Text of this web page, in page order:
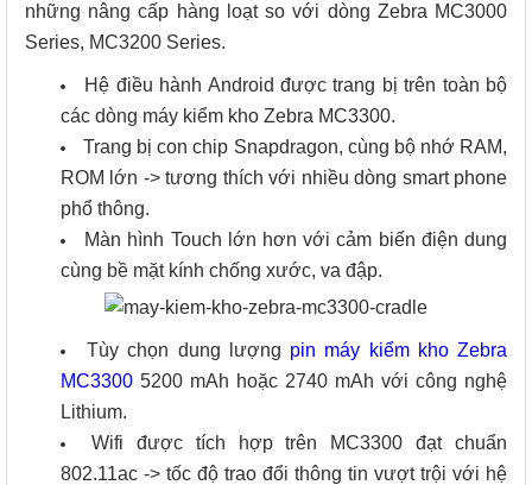
những nâng cấp hàng loạt so với dòng Zebra MC3000
Series, MC3200 Series.
Hệ điều hành Android được trang bị trên toàn bộ
các dòng máy kiểm kho Zebra MC3300.
Trang bị con chip Snapdragon, cùng bộ nhớ RAM,
ROM lớn -> tương thích với nhiều dòng smart phone
phổ thông.
Màn hình Touch lớn hơn với cảm biến điện dung
cùng bề mặt kính chống xước, va đập.
Tùy chọn dung lượng pin máy kiểm kho Zebra
MC3300 5200 mAh hoặc 2740 mAh với công nghệ
Lithium.
Wifi được tích hợp trên MC3300 đạt chuẩn
802.11ac -> tốc độ trao đổi thông tin vượt trội với hệ